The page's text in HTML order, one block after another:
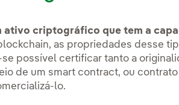
ativo criptográfico que tem a
as propriedades desse
se possível certificar tanto a
de um smart contract, ou
lo.